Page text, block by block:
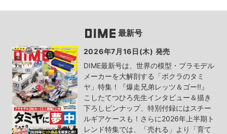
最新号
2026年7月16日(木) 発売
DIME最新号は、世界の模型・プラモデル
メーカーを大解剖する「ボクラのタミ
ヤ」特集！『爆走兄弟レッツ＆ゴー!!』
こしたてつひろ先生インタビュー＆描き
下ろしピンナップ、特別付録にはスチー
ルギアケースも！さらに2026年上半期ト
レンド特集では、「売れる」より「育て